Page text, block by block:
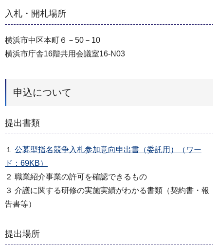
入札・開札場所
横浜市中区本町６－50－10
横浜市庁舎16階共用会議室16-N03
申込について
提出書類
１ 公募型指名競争入札参加意向申出書（委託用）（ワー
ド：69KB）
２ 職業紹介事業の許可を確認できるもの
３ 介護に関する研修の実施実績がわかる書類（契約書・報
告書等）
提出場所